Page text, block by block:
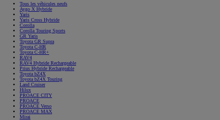
Tous les véhicules neufs
Aygo X Hybride
Yaris
Yaris Cross Hybride
Corolla
Corolla Touring Sports
GR Yaris
Toyota GR Supra
Toyota C-HR
Toyota C-HR+
RAV4
RAV4 Hybride Rechargeable
Prius Hybride Rechargeable
Toyota bZ4X
Toyota bZ4X Touring
Land Cruiser
Hilux
PROACE CITY
PROACE
PROACE Verso
PROACE MAX
Mirai